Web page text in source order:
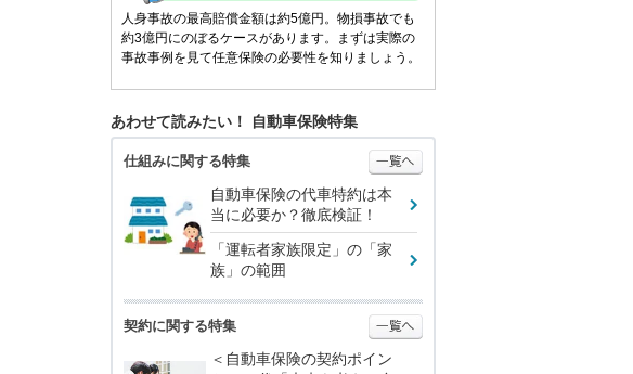
人身事故の最高賠償金額は約5億円。物損事故でも
約3億円にのぼるケースがあります。まずは実際の
事故事例を見て任意保険の必要性を知りましょう。
あわせて読みたい！ 自動車保険特集
仕組みに関する特集
自動車保険の代車特約は本
当に必要か？徹底検証！
「運転者家族限定」の「家
族」の範囲
契約に関する特集
＜自動車保険の契約ポイン